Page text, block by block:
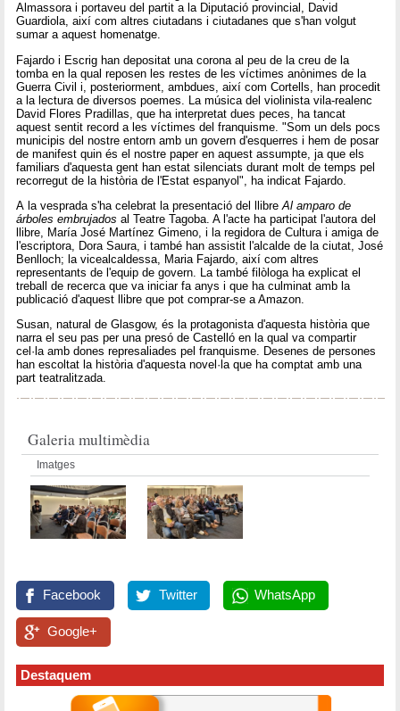
Almassora i portaveu del partit a la Diputació provincial, David
Guardiola, així com altres ciutadans i ciutadanes que s'han volgut
sumar a aquest homenatge.
Fajardo i Escrig han depositat una corona al peu de la creu de la
tomba en la qual reposen les restes de les víctimes anònimes de la
Guerra Civil i, posteriorment, ambdues, així com Cortells, han procedit
a la lectura de diversos poemes. La música del violinista vila-realenc
David Flores Pradillas, que ha interpretat dues peces, ha tancat
aquest sentit record a les víctimes del franquisme. "Som un dels pocs
municipis del nostre entorn amb un govern d'esquerres i hem de posar
de manifest quin és el nostre paper en aquest assumpte, ja que els
familiars d'aquesta gent han estat silenciats durant molt de temps pel
recorregut de la història de l'Estat espanyol", ha indicat Fajardo.
A la vesprada s'ha celebrat la presentació del llibreAl amparo de
árboles embrujados al Teatre Tagoba. A l'acte ha participat l'autora del
llibre, María José Martínez Gimeno, i la regidora de Cultura i amiga de
l'escriptora, Dora Saura, i també han assistit l'alcalde de la ciutat, José
Benlloch; la vicealcaldessa, Maria Fajardo, així com altres
representants de l'equip de govern. La també filòloga ha explicat el
treball de recerca que va iniciar fa anys i que ha culminat amb la
publicació d'aquest llibre que pot comprar-se a Amazon.
Susan, natural de Glasgow, és la protagonista d'aquesta història que
narra el seu pas per una presó de Castelló en la qual va compartir
cel·la amb dones represaliades pel franquisme. Desenes de persones
han escoltat la història d'aquesta novel·la que ha comptat amb una
part teatralitzada.
Galeria multimèdia
Imatges
Facebook Twitter WhatsApp
Google+
Destaquem